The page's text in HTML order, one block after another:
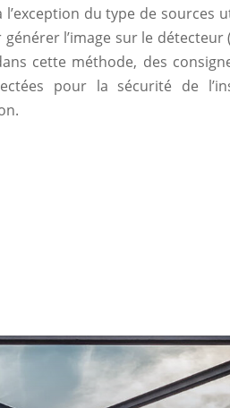
l’exception du type de
générer l’image sur le
cette méthode, des
pour la sécurité de